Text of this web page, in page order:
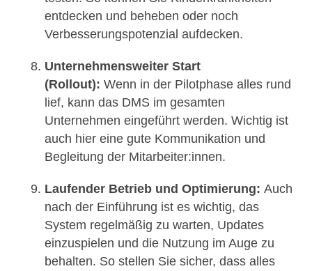
entdecken und beheben oder noch
Verbesserungspotenzial aufdecken.
Unternehmensweiter Start
(Rollout): Wenn in der Pilotphase alles rund
lief, kann das DMS im gesamten
Unternehmen eingeführt werden. Wichtig ist
auch hier eine gute Kommunikation und
Begleitung der Mitarbeiter:innen.
Laufender Betrieb und Optimierung: Auch
nach der Einführung ist es wichtig, das
System regelmäßig zu warten, Updates
einzuspielen und die Nutzung im Auge zu
behalten. So stellen Sie sicher, dass alles